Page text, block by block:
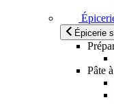
Épicerie
Pâte